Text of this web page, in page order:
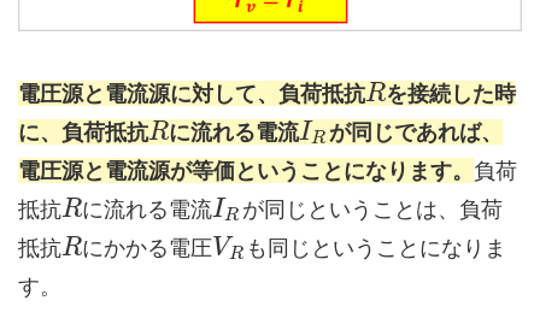
電圧源と電流源に対して、負荷抵抗Rを接続した時
に、負荷抵抗Rに流れる電流IR が同じであれば、
電圧源と電流源が等価ということになります。 負荷
抵抗Rに流れる電流IR が同じということは、負荷
抵抗Rにかかる電圧VR も同じということになりま
す。